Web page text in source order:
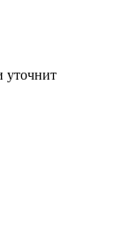
уточнит